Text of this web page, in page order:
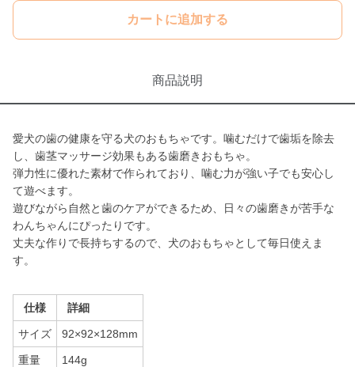
カートに追加する
商品説明
愛犬の歯の健康を守る犬のおもちゃです。噛むだけで歯垢を除去
し、歯茎マッサージ効果もある歯磨きおもちゃ。
弾力性に優れた素材で作られており、噛む力が強い子でも安心し
て遊べます。
遊びながら自然と歯のケアができるため、日々の歯磨きが苦手な
わんちゃんにぴったりです。
丈夫な作りで長持ちするので、犬のおもちゃとして毎日使えま
す。
仕様 詳細
サイズ 92×92×128mm
重量 144g